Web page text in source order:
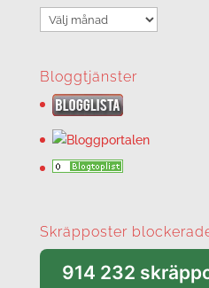
Arkiv
Bloggtjänster
Skräpposter
914 232